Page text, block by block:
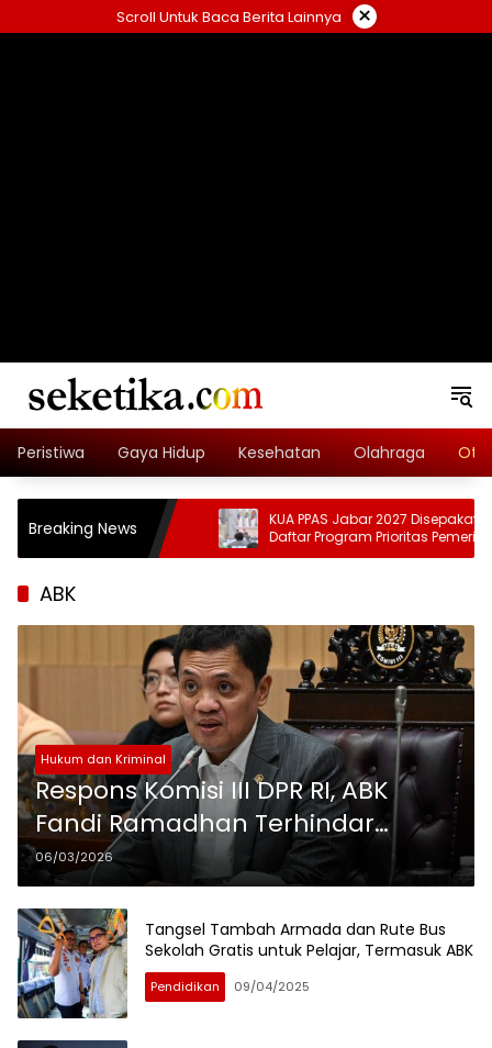
to
Scroll Untuk Baca Berita Lainnya ×
Peristiwa Gaya Hidup Kesehatan Olahraga
Breaking News
2026,
Penalti
KUA PPAS Jabar 2027 Disepakati DPRD, Ini
Daftar Program Prioritas Pemerintah
Provinsi
ABK
Hukum dan Kriminal
Respons Komisi III DPR RI, ABK
Fandi Ramadhan Terhindar
Hukuman Mati, Hanya 5 Tahun
Penjara
06/03/2026
Tangsel Tambah Armada dan Rute Bus
Sekolah Gratis untuk Pelajar, Termasuk ABK
Pendidikan 09/04/2025